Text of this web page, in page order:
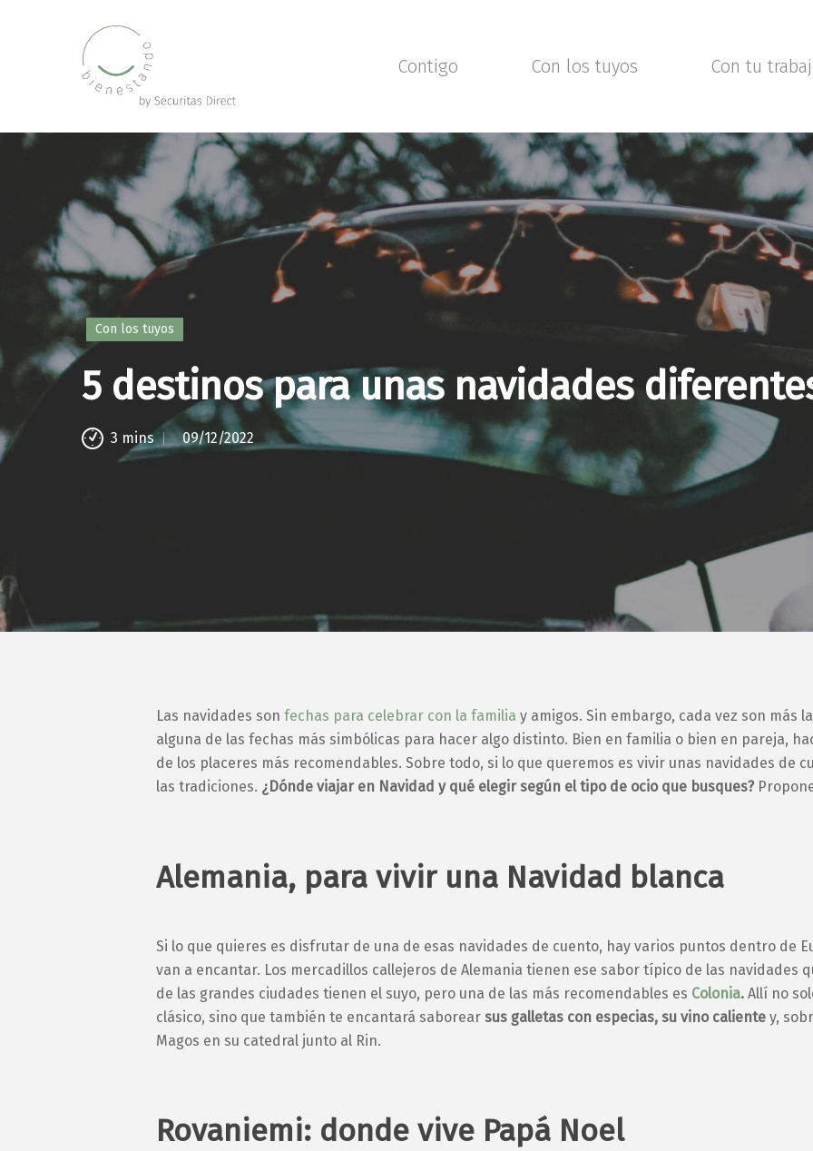
Contigo Con los tuyos Con tu
Con los tuyos
5 destinos para unas navidades
3 mins 09/12/2022
Las navidades son fechas para celebrar con la familia y amigos. Sin embargo, cada vez son más
alguna de las fechas más simbólicas para hacer algo distinto. Bien en familia o bien en pareja,
de los placeres más recomendables. Sobre todo, si lo que queremos es vivir unas navidades de
las tradiciones. ¿Dónde viajar en Navidad y qué elegir según el tipo de ocio que busques?
Alemania, para vivir una Navidad blanca
Si lo que quieres es disfrutar de una de esas navidades de cuento, hay varios puntos dentro de
van a encantar. Los mercadillos callejeros de Alemania tienen ese sabor típico de las navidades
de las grandes ciudades tienen el suyo, pero una de las más recomendables es Colonia. Allí no
clásico, sino que también te encantará saborear sus galletas con especias, su vino caliente y,
Magos en su catedral junto al Rin.
Rovaniemi: donde vive Papá Noel